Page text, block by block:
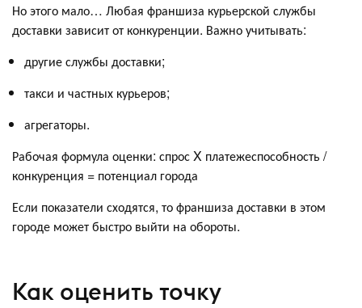
Но этого мало… Любая франшиза курьерской службы
доставки зависит от конкуренции. Важно учитывать:
другие службы доставки;
такси и частных курьеров;
агрегаторы.
Рабочая формула оценки: спрос X платежеспособность /
конкуренция = потенциал города
Если показатели сходятся, то франшиза доставки в этом
городе может быстро выйти на обороты.
Как оценить точку